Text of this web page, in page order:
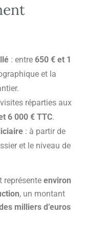
: entre 650 € et 1
et la
réparties aux
6 000 € TTC.
: à partir de
et le niveau de
représente environ
, un montant
milliers d’euros